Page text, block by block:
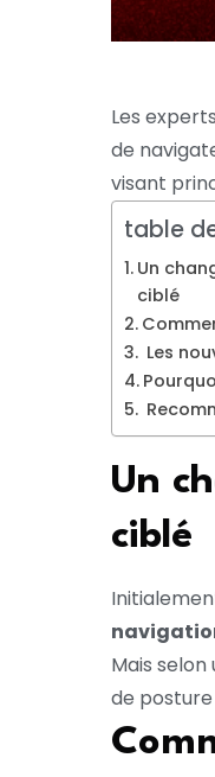
Les
de
visant
table
Un
ciblé
Les
Un
ciblé
Mais
de posture